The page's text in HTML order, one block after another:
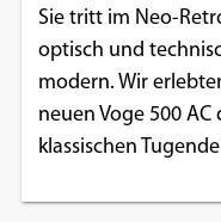
Sie tritt im Neo-
optisch und
modern. Wir
neuen Voge 500
klassischen